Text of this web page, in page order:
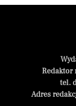
Redaktor
tel.
Adres